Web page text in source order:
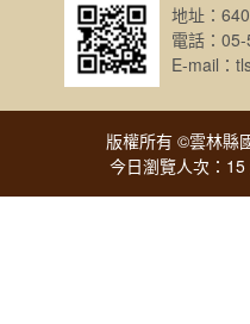
地址：
電話：
E-mail：
版權所有 ©雲林縣
今日瀏覽人次：